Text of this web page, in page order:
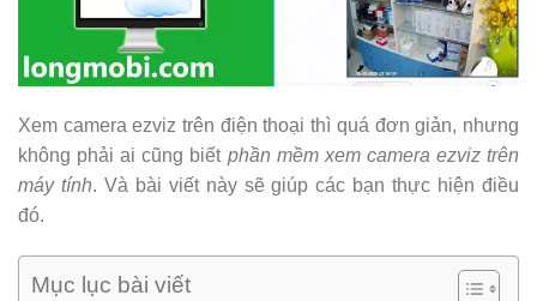
Xem camera ezviz trên điện thoại thì quá đơn giản, nhưng
không phải ai cũng biết phần mềm xem camera ezviz trên
máy tính. Và bài viết này sẽ giúp các bạn thực hiện điều
đó.
Mục lục bài viết